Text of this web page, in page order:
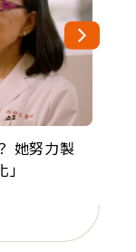
她努力製
台灣奉獻
連作夢都
灣找快
養院，
成為全球
的秘密
手阿伯拉
都大